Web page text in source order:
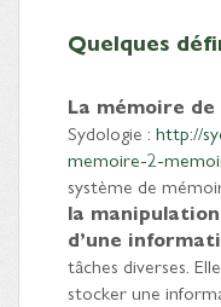
Quelques
La mémoire
Sydologie : http://
memoire-2-
système de
la
d’une
tâches diverses.
stocker une